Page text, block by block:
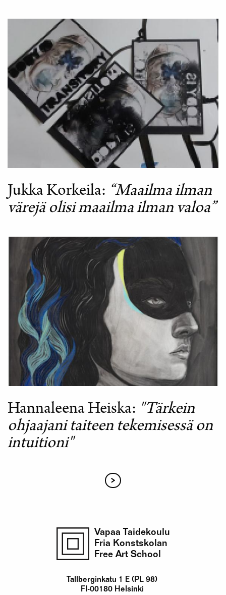
Jukka Korkeila “Maailma ilman
värejä olisi maailma ilman valoa”
Hannaleena Heiska "Tärkein
ohjaajani taiteen tekemisessä on
intuitioni"
seuraava
sivu
Vapaa Taidekoulu
Fria Konstskolan
Free Art School
Tallberginkatu 1 E (PL 98)
FI-00180 Helsinki